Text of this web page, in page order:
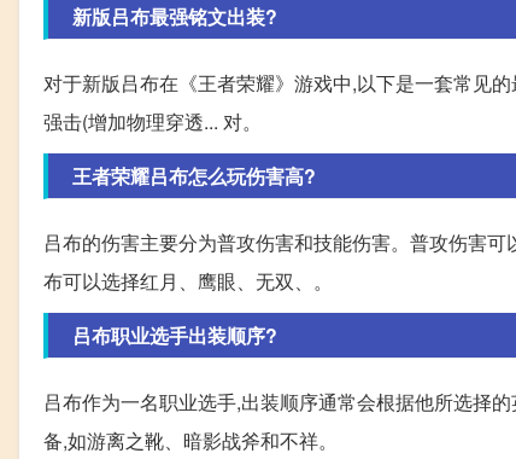
新版吕布最强铭文出装?
对于新版吕布在《王者荣耀》游戏中,以下是一套常见
强击(增加物理穿透... 对。
王者荣耀吕布怎么玩伤害高?
吕布的伤害主要分为普攻伤害和技能伤害。普攻伤害
布可以选择红月、鹰眼、无双、。
吕布职业选手出装顺序?
吕布作为一名职业选手,出装顺序通常会根据他所选择
备,如游离之靴、暗影战斧和不祥。